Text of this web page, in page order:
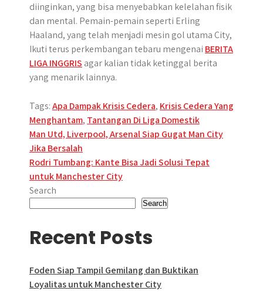
diinginkan, yang bisa menyebabkan kelelahan fisik
dan mental. Pemain-pemain seperti Erling
Haaland, yang telah menjadi mesin gol utama City,
Ikuti terus perkembangan tebaru mengenai BERITA
LIGA INGGRIS agar kalian tidak ketinggal berita
yang menarik lainnya.
Tags:Apa Dampak Krisis Cedera, Krisis Cedera Yang
Menghantam, Tantangan Di Liga Domestik
Post
navigation
Man Utd, Liverpool, Arsenal Siap Gugat Man City
Jika Bersalah
Rodri Tumbang: Kante Bisa Jadi Solusi Tepat
untuk Manchester City
Search
Search
Recent Posts
Foden Siap Tampil Gemilang dan Buktikan
Loyalitas untuk Manchester City